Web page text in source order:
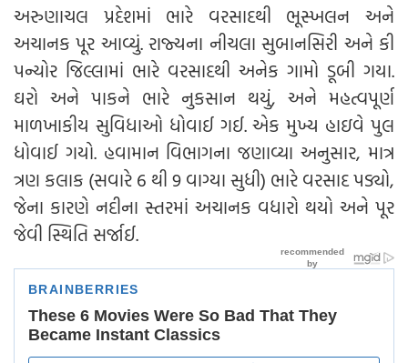
અરુણાચલ પ્રદેશમાં ભારે વરસાદથી ભૂસ્ખલન અને
અચાનક પૂર આવ્યું. રાજ્યના નીચલા સુબાનસિરી અને કી
પન્યોર જિલ્લામાં ભારે વરસાદથી અનેક ગામો ડૂબી ગયા.
ઘરો અને પાકને ભારે નુકસાન થયું, અને મહત્વપૂર્ણ
માળખાકીય સુવિધાઓ ધોવાઈ ગઈ. એક મુખ્ય હાઇવે પુલ
ધોવાઈ ગયો. હવામાન વિભાગના જણાવ્યા અનુસાર, માત્ર
ત્રણ કલાક (સવારે 6 થી 9 વાગ્યા સુધી) ભારે વરસાદ પડ્યો,
જેના કારણે નદીના સ્તરમાં અચાનક વધારો થયો અને પૂર
જેવી સ્થિતિ સર્જાઈ.